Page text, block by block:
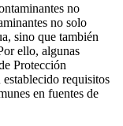
no
no solo
sino que también
ello, algunas
Protección
requisitos
en fuentes de